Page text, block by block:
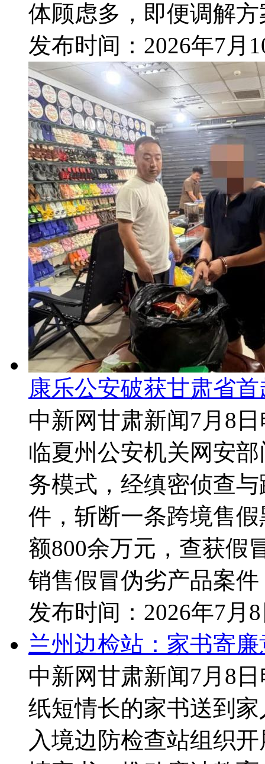
体顾虑多，即便调解
发布时间： 2026年7月
康乐公安破获甘肃省
中新网甘肃新闻7月8
临夏州公安机关网安
务模式，经缜密侦查
件，斩断一条跨境售
额800余万元，查获假
销售假冒伪劣产品案
发布时间： 2026年7月
兰州边检站：家书寄
中新网甘肃新闻7月8
纸短情长的家书送到
入境边防检查站组织